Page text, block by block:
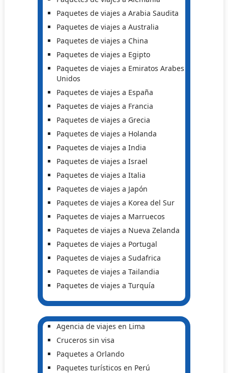
Paquetes de viajes a Arabia Saudita
Paquetes de viajes a Australia
Paquetes de viajes a China
Paquetes de viajes a Egipto
Paquetes de viajes a Emiratos Arabes
Unidos
Paquetes de viajes a España
Paquetes de viajes a Francia
Paquetes de viajes a Grecia
Paquetes de viajes a Holanda
Paquetes de viajes a India
Paquetes de viajes a Israel
Paquetes de viajes a Italia
Paquetes de viajes a Japón
Paquetes de viajes a Korea del Sur
Paquetes de viajes a Marruecos
Paquetes de viajes a Nueva Zelanda
Paquetes de viajes a Portugal
Paquetes de viajes a Sudafrica
Paquetes de viajes a Tailandia
Paquetes de viajes a Turquía
Agencia de viajes en Lima
Cruceros sin visa
Paquetes a Orlando
Paquetes turísticos en Perú